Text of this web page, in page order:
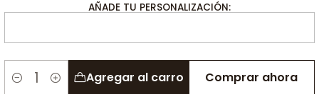
AÑADE TU PERSONALIZACIÓN:
Cantidad
Agregar al carro Comprar ahora